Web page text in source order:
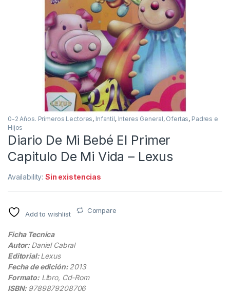
0-2 Años. Primeros Lectores, Infantil, Interes General, Ofertas, Padres e
Hijos
Diario De Mi Bebé El Primer
Capitulo De Mi Vida – Lexus
Availability:Sin existencias
Add to wishlist Compare
Ficha Tecnica
Autor: Daniel Cabral
Editorial:Lexus
Fecha de edición: 2013
Formato:Libro, Cd-Rom
ISBN: 9789879208706